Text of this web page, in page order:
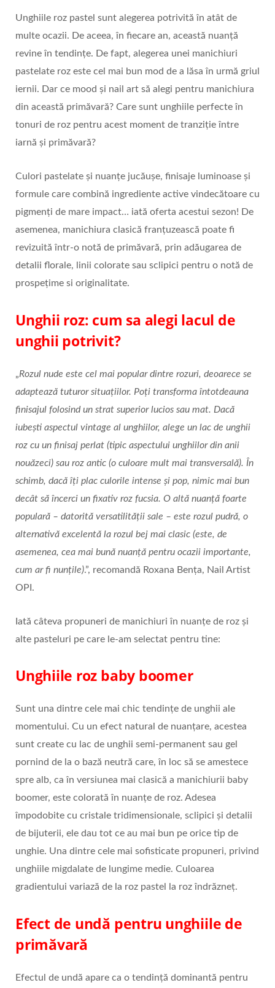
Unghiile roz pastel sunt alegerea potrivită în atât de
multe ocazii. De aceea, în fiecare an, această nuanță
revine în tendințe. De fapt, alegerea unei manichiuri
pastelate roz este cel mai bun mod de a lăsa în urmă griul
iernii. Dar ce mood și nail art să alegi pentru manichiura
din această primăvară? Care sunt unghiile perfecte în
tonuri de roz pentru acest moment de tranziție între
iarnă și primăvară?
Culori pastelate și nuanțe jucăușe, finisaje luminoase și
formule care combină ingrediente active vindecătoare cu
pigmenți de mare impact… iată oferta acestui sezon! De
asemenea, manichiura clasică franțuzească poate fi
revizuită într-o notă de primăvară, prin adăugarea de
detalii florale, linii colorate sau sclipici pentru o notă de
prospețime si originalitate.
Unghii roz: cum sa alegi lacul de
unghii potrivit?
„Rozul nude este cel mai popular dintre rozuri, deoarece se
adaptează tuturor situațiilor. Poți transforma întotdeauna
finisajul folosind un strat superior lucios sau mat. Dacă
iubești aspectul vintage al unghiilor, alege un lac de unghii
roz cu un finisaj perlat (tipic aspectului unghiilor din anii
nouăzeci) sau roz antic (o culoare mult mai transversală). În
schimb, dacă îți plac culorile intense și pop, nimic mai bun
decât să încerci un fixativ roz fucsia. O altă nuanță foarte
populară – datorită versatilității sale – este rozul pudră, o
alternativă excelentă la rozul bej mai clasic (este, de
asemenea, cea mai bună nuanță pentru ocazii importante,
cum ar fi nunțile).”, recomandă Roxana Bența, Nail Artist
OPI.
Iată câteva propuneri de manichiuri în nuanțe de roz și
alte pasteluri pe care le-am selectat pentru tine:
Unghiile roz baby boomer
Sunt una dintre cele mai chic tendințe de unghii ale
momentului. Cu un efect natural de nuanțare, acestea
sunt create cu lac de unghii semi-permanent sau gel
pornind de la o bază neutră care, în loc să se amestece
spre alb, ca în versiunea mai clasică a manichiurii baby
boomer, este colorată în nuanțe de roz. Adesea
împodobite cu cristale tridimensionale, sclipici și detalii
de bijuterii, ele dau tot ce au mai bun pe orice tip de
unghie. Una dintre cele mai sofisticate propuneri, privind
unghiile migdalate de lungime medie. Culoarea
gradientului variază de la roz pastel la roz îndrăzneț.
Efect de undă pentru unghiile de
primăvară
Efectul de undă apare ca o tendință dominantă pentru